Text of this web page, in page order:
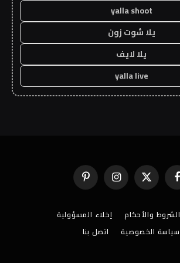
yalla shoot
يلا شوت زون
يلا لايف
yalla live
فيسبوك X
(Twitter)
الانستغرامبينتيريست
الشروط والأحكام
إخلاء المسؤولية
سياسة الخصوصية
اتصل بنا